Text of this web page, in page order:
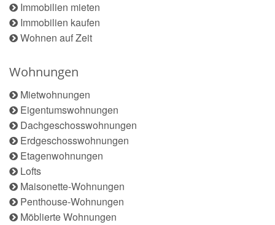
Immobilien mieten
Immobilien kaufen
Wohnen auf Zeit
Wohnungen
Mietwohnungen
Eigentumswohnungen
Dachgeschosswohnungen
Erdgeschosswohnungen
Etagenwohnungen
Lofts
Maisonette-Wohnungen
Penthouse-Wohnungen
Möblierte Wohnungen